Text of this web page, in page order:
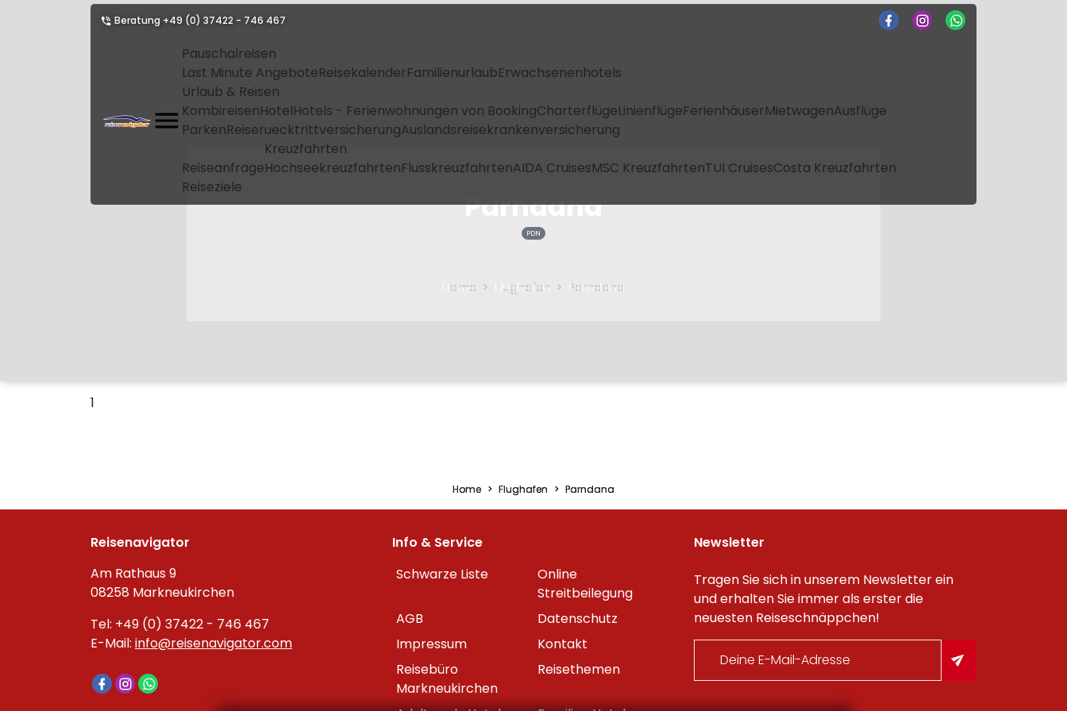
Beratung +49 (0) 37422 - 746 467
Pauschalreisen
Last Minute AngeboteReisekalenderFamilienurlaubErwachsenenhotels
Urlaub & Reisen
KombireisenHotelHotels - Ferienwohnungen von BookingCharterflügeLinienflügeFerienhäuserMietwagenAusflüge
ParkenReiseruecktrittversicherungAuslandsreisekrankenversicherung
Reiseanfrage
Kreuzfahrten
HochseekreuzfahrtenFlusskreuzfahrtenAIDA CruisesMSC KreuzfahrtenTUI CruisesCosta Kreuzfahrten
Reiseziele
Parndana
PDN
Home Flughafen Parndana
1
Home Flughafen Parndana
Reisenavigator
Am Rathaus 9
08258 Markneukirchen
Tel: +49 (0) 37422 - 746 467
E-Mail: info@reisenavigator.com
Info & Service
Schwarze Liste
Online
Streitbeilegung
AGB
Datenschutz
Impressum
Kontakt
Reisebüro
Markneukirchen
Reisethemen
Newsletter
Tragen Sie sich in unserem Newsletter ein
und erhalten Sie immer als erster die
neuesten Reiseschnäppchen!